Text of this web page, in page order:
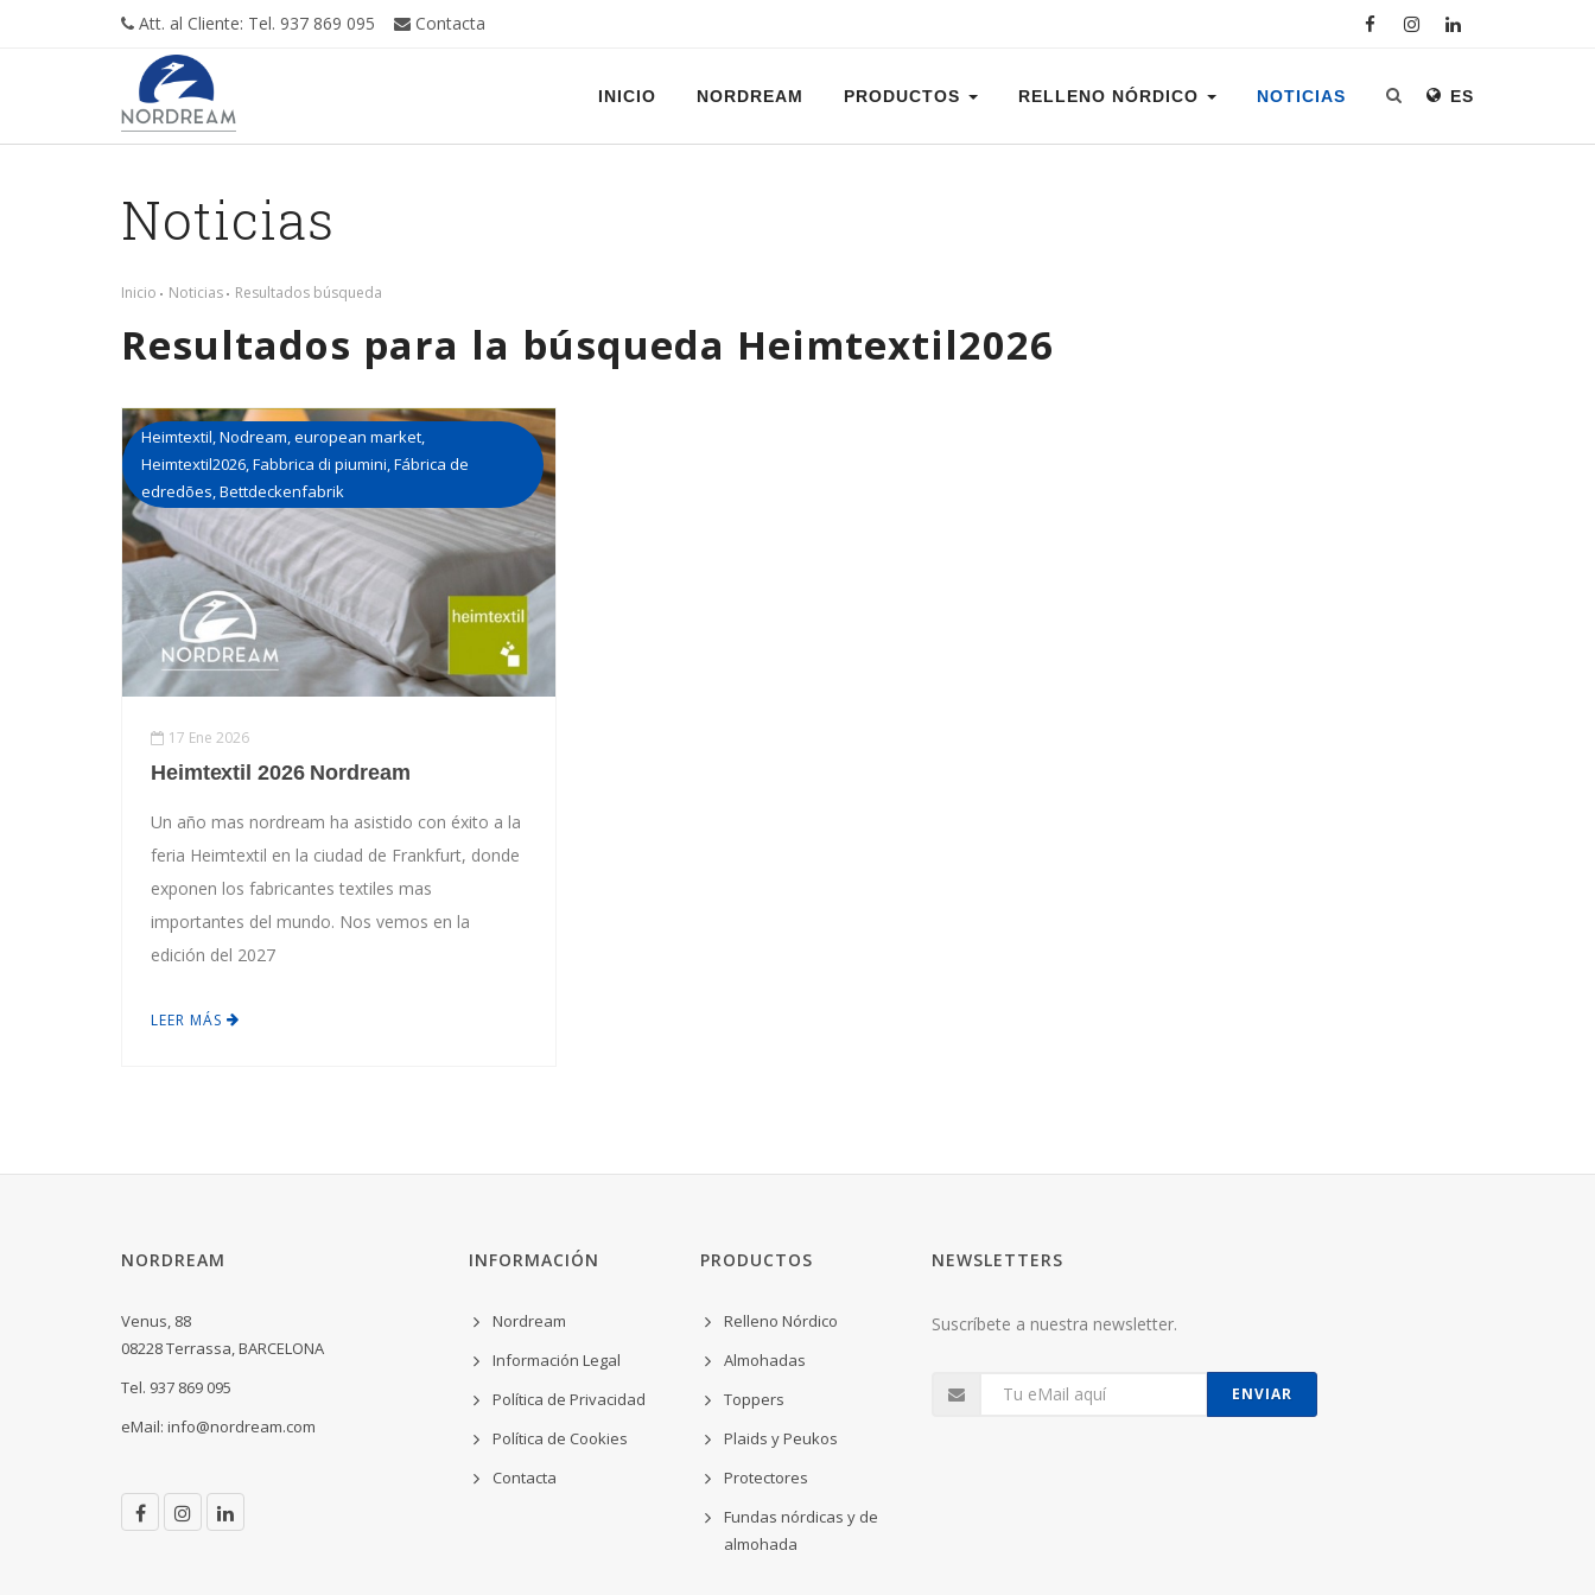
Att. al Cliente: Tel. 937 869 095 Contacta
ES
INICIO NORDREAM PRODUCTOS RELLENO NÓRDICO NOTICIAS
Noticias
Inicio Noticias Resultados búsqueda
Resultados para la búsqueda Heimtextil2026
Heimtextil,Nodream,european market,
Heimtextil2026,Fabbrica di piumini,Fábrica de
edredões,Bettdeckenfabrik
17 Ene 2026
Heimtextil 2026 Nordream
Un año mas nordream ha asistido con éxito a la
feria Heimtextil en la ciudad de Frankfurt, donde
exponen los fabricantes textiles mas
importantes del mundo. Nos vemos en la
edición del 2027
LEER MÁS
NORDREAM
Venus, 88
08228 Terrassa, BARCELONA
Tel. 937 869 095
eMail: info@nordream.com
INFORMACIÓN
Nordream
Información Legal
Política de Privacidad
Política de Cookies
Contacta
PRODUCTOS
Relleno Nórdico
Almohadas
Toppers
Plaids y Peukos
Protectores
Fundas nórdicas y de
almohada
NEWSLETTERS
Suscríbete a nuestra newsletter.
ENVIAR